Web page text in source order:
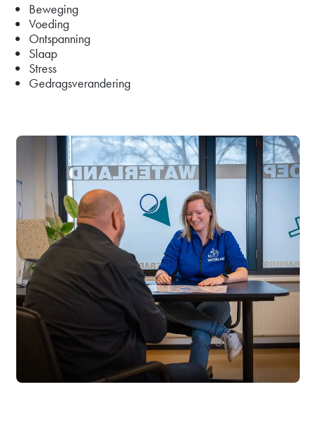
Beweging
Voeding
Ontspanning
Slaap
Stress
Gedragsverandering